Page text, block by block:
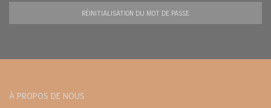
RÉINITIALISATION DU MOT DE PASSE
À PROPOS DE NOUS